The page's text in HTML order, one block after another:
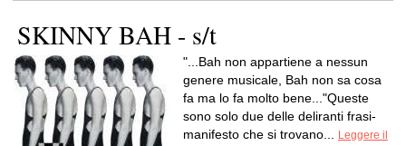
SKINNY BAH - s/t
"...Bah non appartiene a nessun
genere musicale, Bah non sa cosa
fa ma lo fa molto bene..."Queste
sono solo due delle deliranti frasi-
manifesto che si trovano...
Leggere il